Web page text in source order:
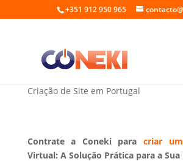
+351 912 950 965
Web Design na Senhora da
Criação de Site em Portugal
Contrate a Coneki para criar
Virtual: A Solução Prática para a Sua